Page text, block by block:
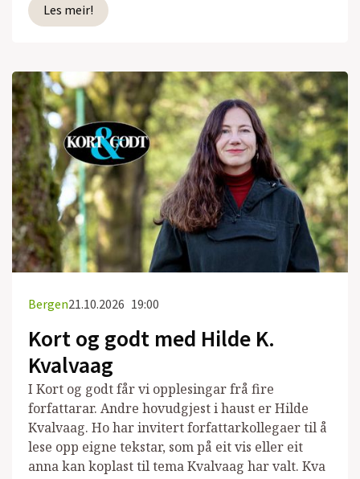
Les meir!
Bergen21.10.2026 19:00
Kort og godt med Hilde K.
Kvalvaag
I Kort og godt får vi opplesingar frå fire
forfattarar. Andre hovudgjest i haust er Hilde
Kvalvaag. Ho har invitert forfattarkollegaer til å
lese opp eigne tekstar, som på eit vis eller eit
anna kan koplast til tema Kvalvaag har valt. Kva